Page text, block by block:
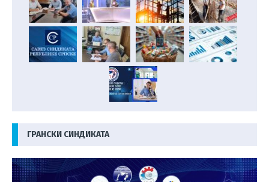
ГРАНСКИ СИНДИКАТА